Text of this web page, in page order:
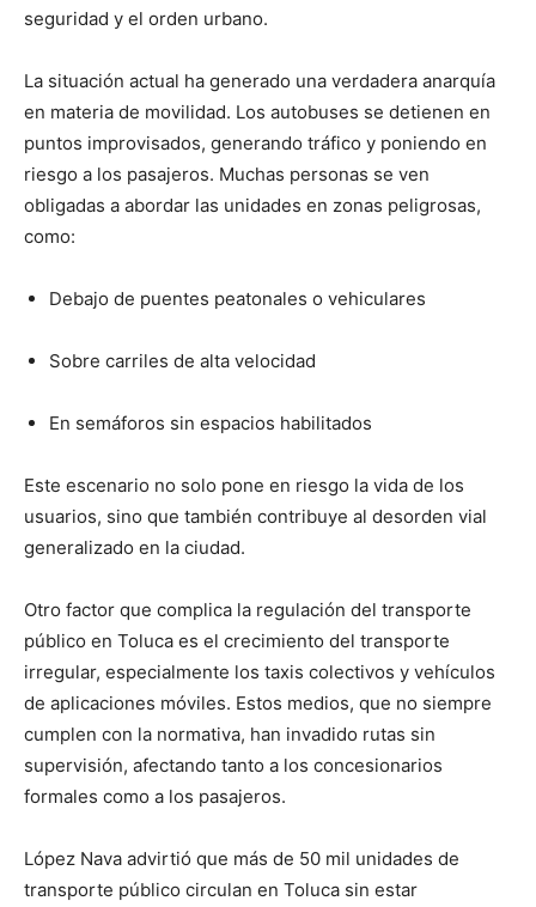
seguridad y el orden urbano.
La situación actual ha generado una verdadera anarquía
en materia de movilidad. Los autobuses se detienen en
puntos improvisados, generando tráfico y poniendo en
riesgo a los pasajeros. Muchas personas se ven
obligadas a abordar las unidades en zonas peligrosas,
como:
Debajo de puentes peatonales o vehiculares
Sobre carriles de alta velocidad
En semáforos sin espacios habilitados
Este escenario no solo pone en riesgo la vida de los
usuarios, sino que también contribuye al desorden vial
generalizado en la ciudad.
Otro factor que complica la regulación del transporte
público en Toluca es el crecimiento del transporte
irregular, especialmente los taxis colectivos y vehículos
de aplicaciones móviles. Estos medios, que no siempre
cumplen con la normativa, han invadido rutas sin
supervisión, afectando tanto a los concesionarios
formales como a los pasajeros.
López Nava advirtió que más de 50 mil unidades de
transporte público circulan en Toluca sin estar